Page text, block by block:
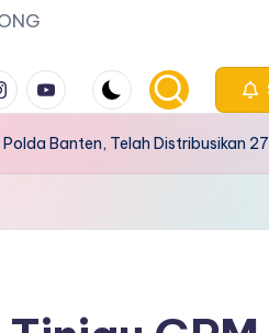
youtube.com
Banten, Telah Distribusikan